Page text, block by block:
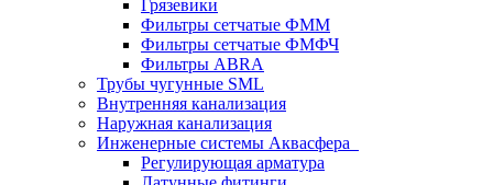
Грязевики
Фильтры сетчатые ФММ
Фильтры сетчатые ФМФЧ
Фильтры ABRA
Трубы чугунные SML
Внутренняя канализация
Наружная канализация
Инженерные системы Аквасфера
Регулирующая арматура